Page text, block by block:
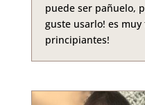
puede ser pañuelo,
guste usarlo! es
principiantes!